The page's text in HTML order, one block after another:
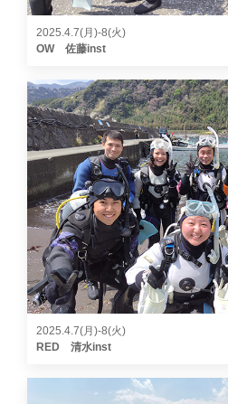
2025.4.7(月)-8(火)
OW 佐藤inst
2025.4.7(月)-8(火)
RED 清水inst